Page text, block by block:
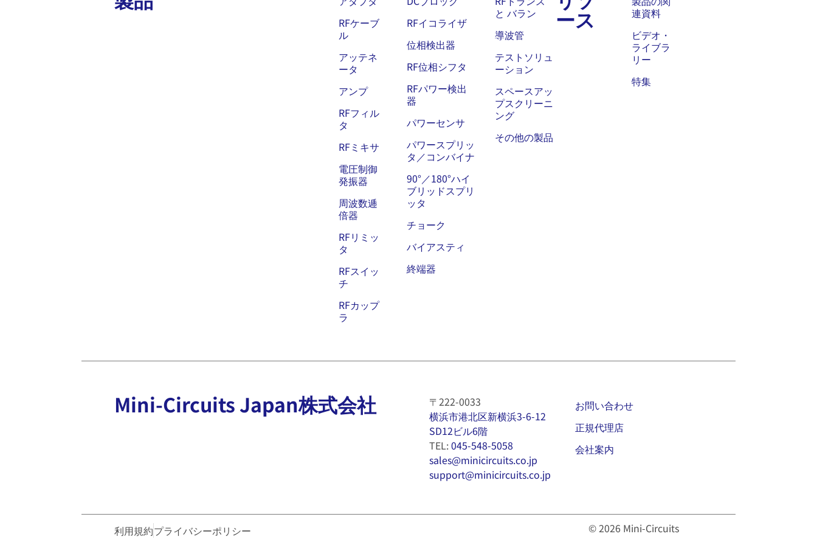
RFケーブ
ル
アッテネ
ータ
アンプ
RFフィル
タ
RFミキサ
電圧制御
発振器
周波数逓
倍器
RFリミッ
タ
RFスイッ
チ
RFカップ
ラ
RFイコライザ
位相検出器
RF位相シフタ
RFパワー検出
器
パワーセンサ
パワースプリッ
タ／コンバイナ
90°／180°ハイ
ブリッドスプリ
ッタ
チョーク
バイアスティ
終端器
と バラン
導波管
テストソリュ
ーション
スペースアッ
プスクリーニ
ング
その他の製品
ース
連資料
ビデオ・
ライブラ
リー
特集
Mini-Circuits Japan株式会社
〒222-0033
横浜市港北区新横浜3-6-12
SD12ビル6階
TEL:045-548-5058
sales@minicircuits.co.jp
support@minicircuits.co.jp
お問い合わせ
正規代理店
会社案内
利用規約プライバシーポリシー © 2026 Mini-Circuits